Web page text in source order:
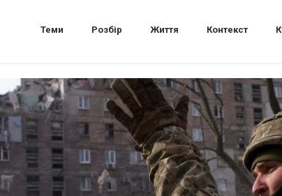
Теми Розбір Життя Контекст